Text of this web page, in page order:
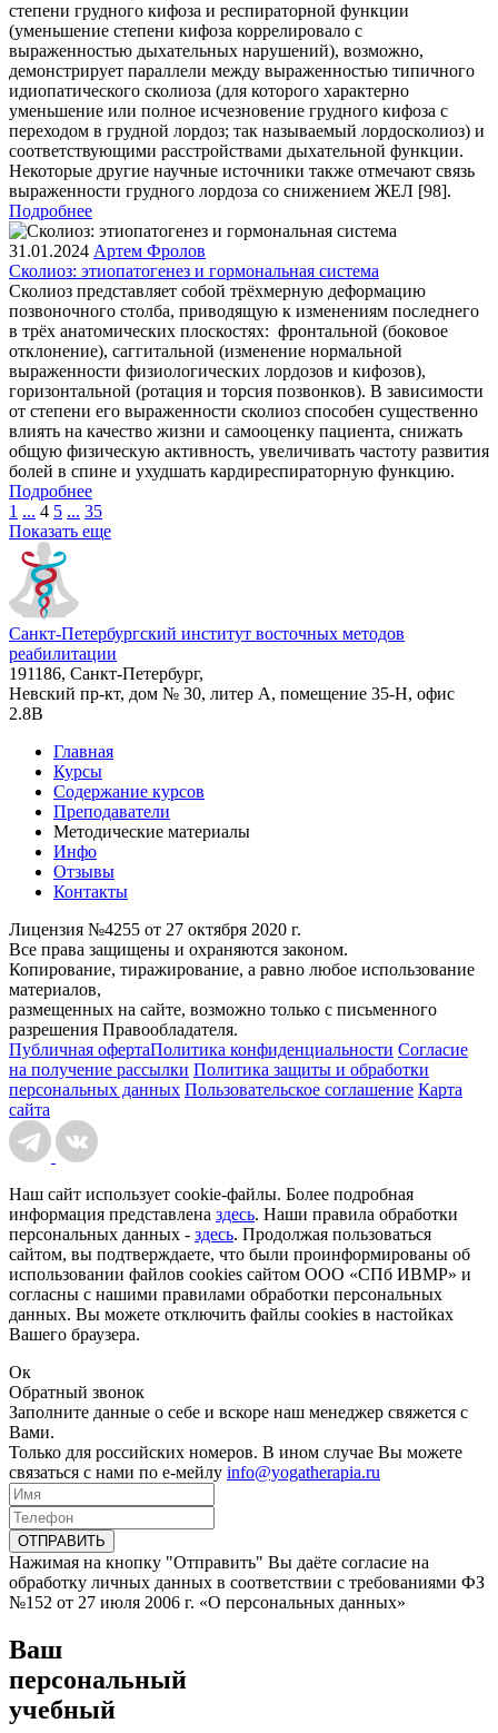
степени грудного кифоза и респираторной функции
(уменьшение степени кифоза коррелировало с
выраженностью дыхательных нарушений), возможно,
демонстрирует параллели между выраженностью типичного
идиопатического сколиоза (для которого характерно
уменьшение или полное исчезновение грудного кифоза с
переходом в грудной лордоз; так называемый лордосколиоз) и
соответствующими расстройствами дыхательной функции.
Некоторые другие научные источники также отмечают связь
выраженности грудного лордоза со снижением ЖЕЛ [98].
Подробнее
31.01.2024 Артем Фролов
Сколиоз: этиопатогенез и гормональная система
Сколиоз представляет собой трёхмерную деформацию
позвоночного столба, приводящую к изменениям последнего
в трёх анатомических плоскостях: фронтальной (боковое
отклонение), саггитальной (изменение нормальной
выраженности физиологических лордозов и кифозов),
горизонтальной (ротация и торсия позвонков). В зависимости
от степени его выраженности сколиоз способен существенно
влиять на качество жизни и самооценку пациента, снижать
общую физическую активность, увеличивать частоту развития
болей в спине и ухудшать кардиреспираторную функцию.
Подробнее
1 ... 4 5 ... 35
Показать еще
Санкт-Петербургский институт восточных методов
реабилитации
191186, Санкт-Петербург,
Невский пр-кт, дом № 30, литер А, помещение 35-Н, офис
2.8В
Главная
Курсы
Содержание курсов
Преподаватели
Методические материалы
Инфо
Отзывы
Контакты
Лицензия №4255 от 27 октября 2020 г.
Все права защищены и охраняются законом.
Копирование, тиражирование, а равно любое использование
материалов,
размещенных на сайте, возможно только с письменного
разрешения Правообладателя.
Публичная офертаПолитика конфиденциальности Согласие
на получение рассылки Политика защиты и обработки
персональных данных Пользовательское соглашение Карта
сайта
Наш сайт использует cookie-файлы. Более подробная
информация представлена здесь. Наши правила обработки
персональных данных - здесь. Продолжая пользоваться
сайтом, вы подтверждаете, что были проинформированы об
использовании файлов cookies сайтом ООО «СПб ИВМР» и
согласны с нашими правилами обработки персональных
данных. Вы можете отключить файлы cookies в настойках
Вашего браузера.
Ок
Обратный звонок
Заполните данные о себе и вскоре наш менеджер свяжется с
Вами.
Только для российских номеров. В ином случае Вы можете
связаться с нами по е-мейлу info@yogatherapia.ru
ОТПРАВИТЬ
Нажимая на кнопку "Отправить" Вы даёте согласие на
обработку личных данных в соответствии с требованиями ФЗ
№152 от 27 июля 2006 г. «О персональных данных»
Ваш
персональный
учебный